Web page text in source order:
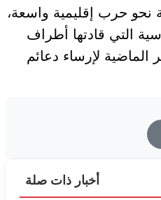
نحو حرب إقليمية واسعة،
التي قادتها أطراف
الماضية لإرساء دعائم
أخبار ذات صلة